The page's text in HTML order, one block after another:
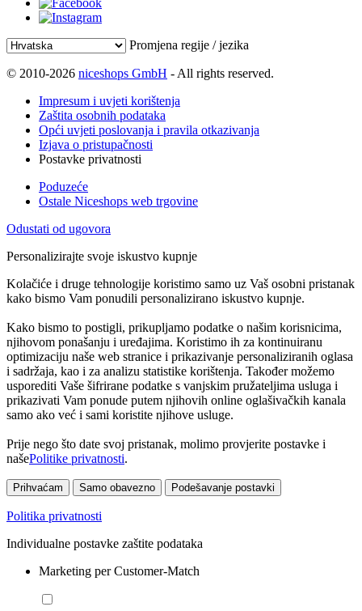
Promjena regije / jezika
© 2010-2026 niceshops GmbH - All rights reserved.
Impresum i uvjeti korištenja
Zaštita osobnih podataka
Opći uvjeti poslovanja i pravila otkazivanja
Izjava o pristupačnosti
Postavke privatnosti
Poduzeće
Ostale Niceshops web trgovine
Odustati od ugovora
Personalizirajte svoje iskustvo kupnje
Kolačiće i druge tehnologije koristimo samo uz Vaš osobni pristanak
kako bismo Vam ponudili personalizirano iskustvo kupnje.
Kako bismo to postigli, prikupljamo podatke o našim korisnicima,
njihovom ponašanju i uređajima. Koristimo ih za kontinuiranu
optimizaciju naše web stranice i prikazivanje personaliziranih oglasa
i sadržaja, kao i za analizu statistike korištenja. Također možemo
usporediti Vaše šifrirane podatke s vanjskim pružateljima usluga i
prikazivati Vam ponude putem njihovih online oglašivačkih kanala
samo ako već i sami koristite njihove usluge.
Prije nego što date svoj pristanak, molimo provjerite postavke i
našePolitike privatnosti.
Prihvaćam Samo obavezno Podešavanje postavki
Politika privatnosti
Individualne postavke zaštite podataka
Marketing per Customer-Match